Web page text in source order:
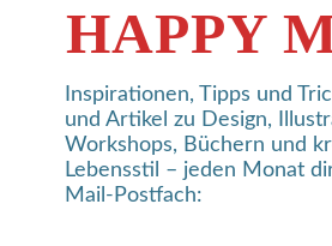
HAPPY
Inspirationen, Tipps und
und Artikel zu Design,
Workshops, Büchern und
Lebensstil – jeden Monat
Mail-Postfach: